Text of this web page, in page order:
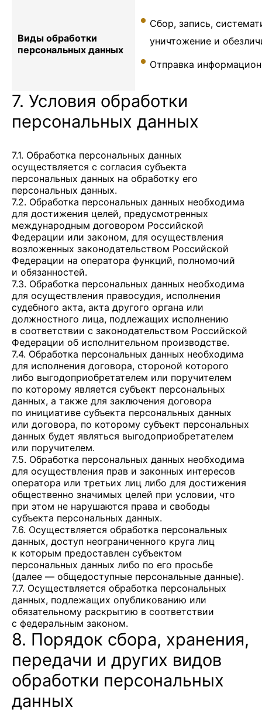
Виды обработки
персональных данных
Сбор, запись,
уничтожение и
Отправка
7. Условия обработки
персональных данных
7.1. Обработка персональных данных
осуществляется с согласия субъекта
персональных данных на обработку его
персональных данных.
7.2. Обработка персональных данных необходима
для достижения целей, предусмотренных
международным договором Российской
Федерации или законом, для осуществления
возложенных законодательством Российской
Федерации на оператора функций, полномочий
и обязанностей.
7.3. Обработка персональных данных необходима
для осуществления правосудия, исполнения
судебного акта, акта другого органа или
должностного лица, подлежащих исполнению
в соответствии с законодательством Российской
Федерации об исполнительном производстве.
7.4. Обработка персональных данных необходима
для исполнения договора, стороной которого
либо выгодоприобретателем или поручителем
по которому является субъект персональных
данных, а также для заключения договора
по инициативе субъекта персональных данных
или договора, по которому субъект персональных
данных будет являться выгодоприобретателем
или поручителем.
7.5. Обработка персональных данных необходима
для осуществления прав и законных интересов
оператора или третьих лиц либо для достижения
общественно значимых целей при условии, что
при этом не нарушаются права и свободы
субъекта персональных данных.
7.6. Осуществляется обработка персональных
данных, доступ неограниченного круга лиц
к которым предоставлен субъектом
персональных данных либо по его просьбе
(далее — общедоступные персональные данные).
7.7. Осуществляется обработка персональных
данных, подлежащих опубликованию или
обязательному раскрытию в соответствии
с федеральным законом.
8. Порядок сбора, хранения,
передачи и других видов
обработки персональных
данных